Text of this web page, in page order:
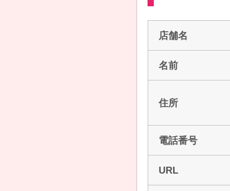
店舗名
名前
住所
電話番号
URL